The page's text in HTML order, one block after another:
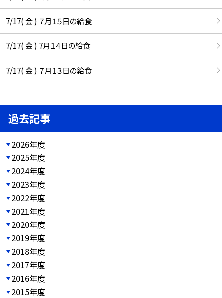
7/17( 金 ) ７月１５日の給食
7/17( 金 ) 7月１４日の給食
7/17( 金 ) ７月１３日の給食
過去記事
2026年度
2025年度
2024年度
2023年度
2022年度
2021年度
2020年度
2019年度
2018年度
2017年度
2016年度
2015年度